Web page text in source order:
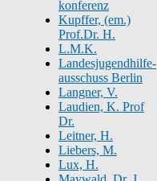
konferenz
Kupffer, (em.)
Prof.Dr. H.
L.M.K.
Landesjugendhilfe-
ausschuss Berlin
Langner, V.
Laudien, K. Prof
Dr.
Leitner, H.
Liebers, M.
Lux, H.